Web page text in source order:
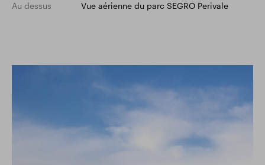
Au dessus Vue aérienne du parc SEGRO Perivale